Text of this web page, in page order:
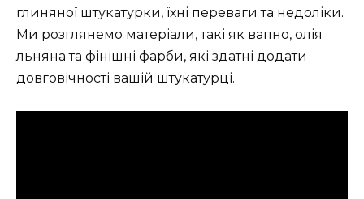
глиняної штукатурки, їхні переваги та недоліки.
Ми розглянемо матеріали, такі як вапно, олія
льняна та фінішні фарби, які здатні додати
довговічності вашій штукатурці.